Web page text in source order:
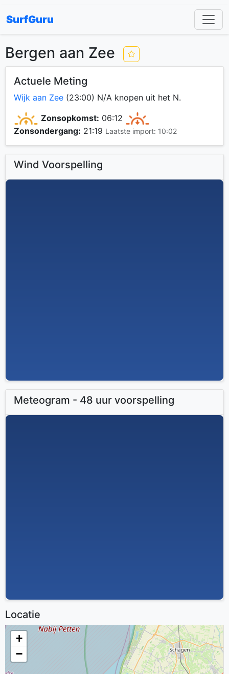
SurfGuru
Bergen aan Zee
Actuele Meting
Wijk aan Zee (23:00) N/A knopen uit het N.
Zonsopkomst: 06:12
Zonsondergang: 21:19 Laatste import: 10:02
Wind Voorspelling
Meteogram - 48 uur voorspelling
Locatie
+
−